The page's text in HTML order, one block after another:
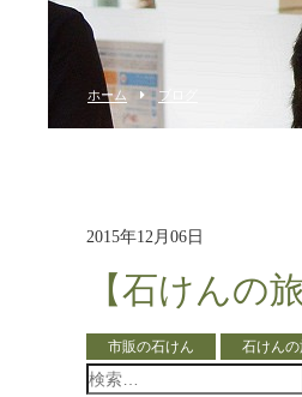
ホーム ブログ
2015年12月06日
【石けんの
市販の石けん 石けんの
検